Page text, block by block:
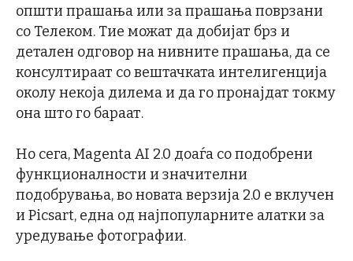
општи прашања или за прашања поврзани
со Телеком. Тие можат да добијат брз и
детален одговор на нивните прашања, да се
консултираат со вештачката интелигенција
околу некоја дилема и да го пронајдат токму
она што го бараат.
Но сега, Magenta AI 2.0 доаѓа со подобрени
функционалности и значителни
подобрувања, во новата верзија 2.0 е вклучен
и Picsart, една од најпопуларните алатки за
уредување фотографии.